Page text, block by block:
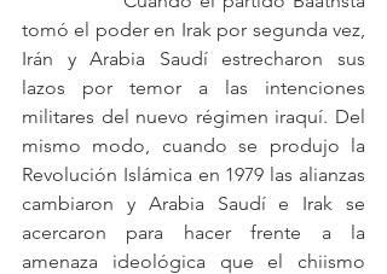
tomó el poder en Irak por segunda vez,
Irán y Arabia Saudí estrecharon sus
lazos por temor a las intenciones
militares del nuevo régimen iraquí. Del
mismo modo, cuando se produjo la
Revolución Islámica en 1979 las alianzas
cambiaron y Arabia Saudí e Irak se
acercaron para hacer frente a la
amenaza ideológica que el chiismo